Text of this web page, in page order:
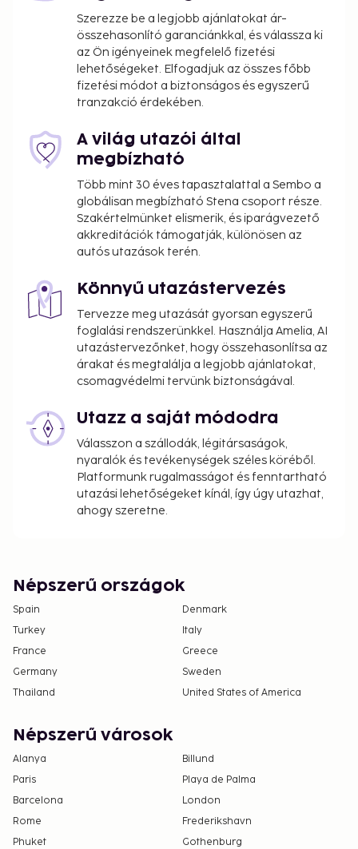
site, mountain biking on site, and bicycle rentals
nearby. Recreational activities include water skiing
nearby and rafting nearby. At VVF La Plagne
Montchavin Paradiski, enjoy a satisfying meal at the
restaurant. Wrap up your day with a drink at the
bar/lounge. The following facilities are closed
March 09 to July 06:
Children's club
You'll be asked to pay the following charges at the
property. Fees may include applicable taxes:
Deposit: EUR 250 per stay
A tax is imposed by the city: EUR 0.85 per
children under 18 years of age.
We have included all charges provided to us by the
Pet fee: EUR 6 per pet, per night
Service animals are exempt from fees
The above list may not be comprehensive. Fees and
deposits may not include tax and are subject to
Cash transactions at this property cannot
exceed EUR 1000, due to national regulations.
For further details, please contact the property
At check-in, guests must provide either a
negative COVID-19 test result or a record of full
COVID-19 vaccination.
Szerezze be a legjobb ajánlatokat ár-
összehasonlító garanciánkkal, és válassza ki
az Ön igényeinek megfelelő fizetési
lehetőségeket. Elfogadjuk az összes főbb
fizetési módot a biztonságos és egyszerű
tranzakció érdekében.
A világ utazói által
megbízható
Több mint 30 éves tapasztalattal a Sembo a
globálisan megbízható Stena csoport része.
Szakértelmünket elismerik, és iparágvezető
akkreditációk támogatják, különösen az
autós utazások terén.
Könnyű utazástervezés
Tervezze meg utazását gyorsan egyszerű
foglalási rendszerünkkel. Használja Amelia, AI
utazástervezőnket, hogy összehasonlítsa az
árakat és megtalálja a legjobb ajánlatokat,
csomagvédelmi tervünk biztonságával.
Utazz a saját módodra
Válasszon a szállodák, légitársaságok,
nyaralók és tevékenységek széles köréből.
Platformunk rugalmasságot és fenntartható
utazási lehetőségeket kínál, így úgy utazhat,
ahogy szeretne.
Népszerű országok
Spain
Denmark
Turkey
Italy
France
Greece
Germany
Sweden
Thailand
United States of America
Népszerű városok
Alanya
Billund
Paris
Playa de Palma
Barcelona
London
Rome
Frederikshavn
Phuket
Gothenburg